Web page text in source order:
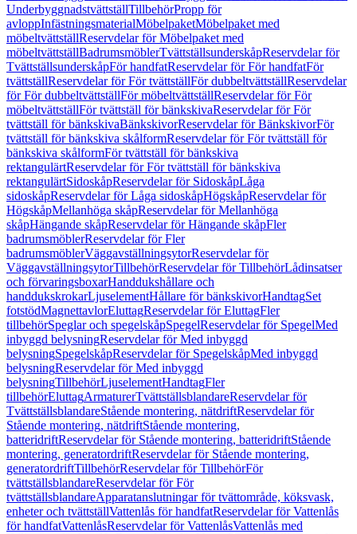
UnderbyggnadstvättställTillbehörPropp för
avloppInfästningsmaterialMöbelpaketMöbelpaket med
möbeltvättställReservdelar för Möbelpaket med
möbeltvättställBadrumsmöblerTvättställsunderskåpReservdelar för
TvättställsunderskåpFör handfatReservdelar för För handfatFör
tvättställReservdelar för För tvättställFör dubbeltvättställReservdelar
för För dubbeltvättställFör möbeltvättställReservdelar för För
möbeltvättställFör tvättställ för bänkskivaReservdelar för För
tvättställ för bänkskivaBänkskivorReservdelar för BänkskivorFör
tvättställ för bänkskiva skålformReservdelar för För tvättställ för
bänkskiva skålformFör tvättställ för bänkskiva
rektangulärtReservdelar för För tvättställ för bänkskiva
rektangulärtSidoskåpReservdelar för SidoskåpLåga
sidoskåpReservdelar för Låga sidoskåpHögskåpReservdelar för
HögskåpMellanhöga skåpReservdelar för Mellanhöga
skåpHängande skåpReservdelar för Hängande skåpFler
badrumsmöblerReservdelar för Fler
badrumsmöblerVäggavställningsytorReservdelar för
VäggavställningsytorTillbehörReservdelar för TillbehörLådinsatser
och förvaringsboxarHanddukshållare och
handdukskrokarLjuselementHållare för bänkskivorHandtagSet
fotstödMagnettavlorEluttagReservdelar för EluttagFler
tillbehörSpeglar och spegelskåpSpegelReservdelar för SpegelMed
inbyggd belysningReservdelar för Med inbyggd
belysningSpegelskåpReservdelar för SpegelskåpMed inbyggd
belysningReservdelar för Med inbyggd
belysningTillbehörLjuselementHandtagFler
tillbehörEluttagArmaturerTvättställsblandareReservdelar för
TvättställsblandareStående montering, nätdriftReservdelar för
Stående montering, nätdriftStående montering,
batteridriftReservdelar för Stående montering, batteridriftStående
montering, generatordriftReservdelar för Stående montering,
generatordriftTillbehörReservdelar för TillbehörFör
tvättställsblandareReservdelar för För
tvättställsblandareApparatanslutningar för tvättområde, köksvask,
enheter och tvättställVattenlås för handfatReservdelar för Vattenlås
för handfatVattenlåsReservdelar för VattenlåsVattenlås med